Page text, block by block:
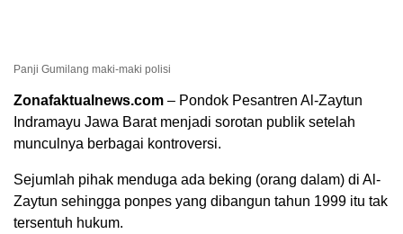
Panji Gumilang maki-maki polisi
Zonafaktualnews.com – Pondok Pesantren Al-Zaytun
Indramayu Jawa Barat menjadi sorotan publik setelah
munculnya berbagai kontroversi.
Sejumlah pihak menduga ada beking (orang dalam) di Al-
Zaytun sehingga ponpes yang dibangun tahun 1999 itu tak
tersentuh hukum.